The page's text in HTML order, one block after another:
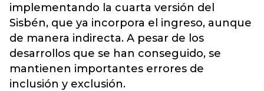
implementando la cuarta versión del
Sisbén, que ya incorpora el ingreso, aunque
de manera indirecta. A pesar de los
desarrollos que se han conseguido, se
mantienen importantes errores de
inclusión y exclusión.